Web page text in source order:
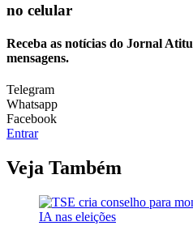
no celular
Receba as notícias do Jornal
mensagens.
Telegram
Whatsapp
Facebook
Entrar
Veja Também